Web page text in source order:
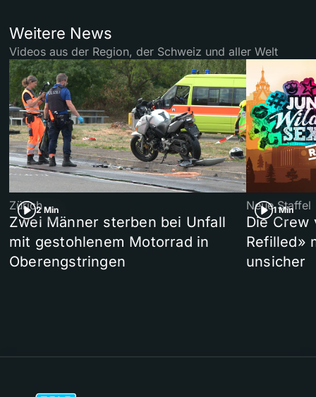
Weitere News
Videos aus der Region, der Schweiz und aller Welt
2 Min
Zürich
Zwei Männer sterben bei Unfall
mit gestohlenem Motorrad in
Oberengstringen
1 Min
Neue Staffel
Die Crew
Refilled»
unsicher